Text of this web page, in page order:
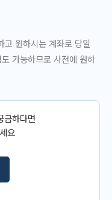
고 원하시는 계좌로 당일
가능하므로 사전에 원하
금하다면
요